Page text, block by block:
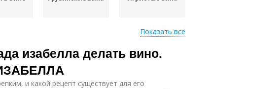
Показать все
изабелла делать вино.
и какой рецепт существует для его